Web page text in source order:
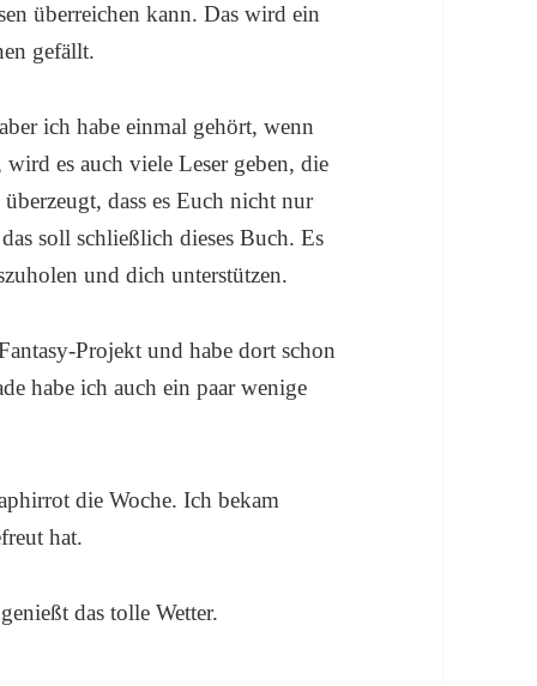
überreichen kann. Das wird ein
gefällt.
ich habe einmal gehört, wenn
es auch viele Leser geben, die
dass es Euch nicht nur
soll schließlich dieses Buch. Es
und dich unterstützen.
Projekt und habe dort schon
habe ich auch ein paar wenige
die Woche. Ich bekam
hat.
das tolle Wetter.